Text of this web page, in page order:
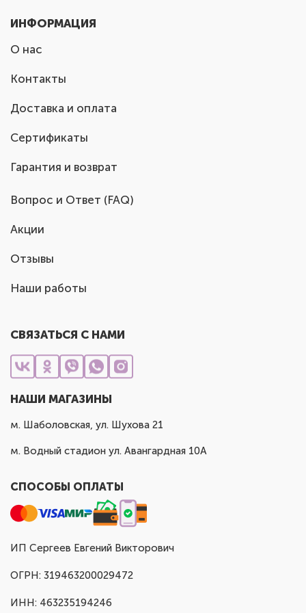
ИНФОРМАЦИЯ
О нас
Контакты
Доставка и оплата
Сертификаты
Гарантия и возврат
Вопрос и Ответ (FAQ)
Акции
Отзывы
Наши работы
СВЯЗАТЬСЯ С НАМИ
НАШИ МАГАЗИНЫ
м. Шаболовская, ул. Шухова 21
м. Водный стадион ул. Авангардная 10А
СПОСОБЫ ОПЛАТЫ
ИП Сергеев Евгений Викторович
ОГРН: 319463200029472
ИНН: 463235194246